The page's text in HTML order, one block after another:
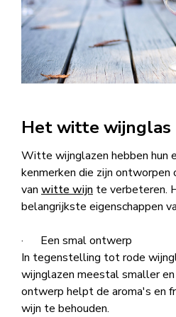
Het witte wijnglas
Witte wijnglazen hebben hun
kenmerken die zijn ontworpen
van witte wijn te verbeteren.
belangrijkste eigenschappen
· Een smal ontwerp
In tegenstelling tot rode
wijnglazen meestal smaller
ontwerp helpt de aroma's en
wijn te behouden.